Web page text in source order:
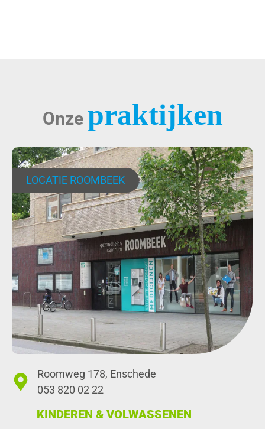
Onze praktijken
Roomweg 178, Enschede
053 820 02 22
KINDEREN & VOLWASSENEN
LOCATIE ROOMBEEK